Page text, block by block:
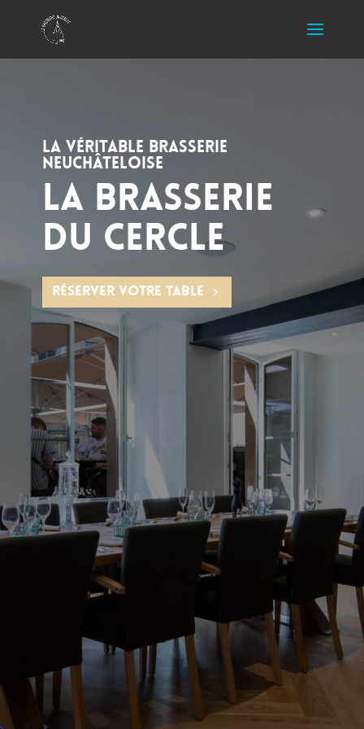
La véritable Brasserie
Neuchâteloise
La Brasserie
Du Cercle
Réserver votre table